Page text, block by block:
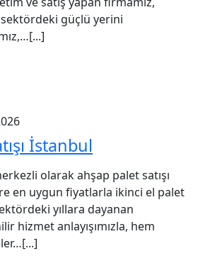
güçlü yerini
İstanbul
olarak ahşap palet satışı
en uygun fiyatlarla ikinci el palet
yıllara dayanan
hizmet anlayışımızla, hem